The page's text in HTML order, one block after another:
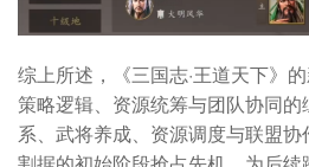
综上所述，《三国志·王道天下》
策略逻辑、资源统筹与团队协同
系、武将养成、资源调度与联盟